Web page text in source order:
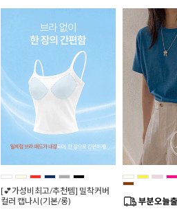
[💕가성비최고/추천템] 밀착커버
컬러 캡나시(기본/롱)